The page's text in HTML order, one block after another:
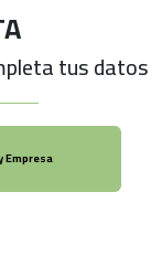
tus datos
Empresa